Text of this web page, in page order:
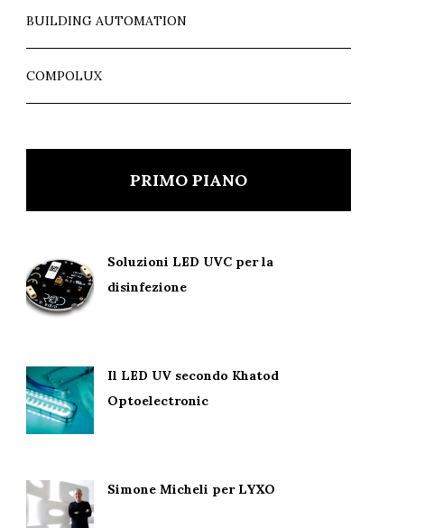
BUILDING AUTOMATION
COMPOLUX
PRIMO PIANO
Soluzioni LED UVC per la
disinfezione
Il LED UV secondo Khatod
Optoelectronic
Simone Micheli per LYXO